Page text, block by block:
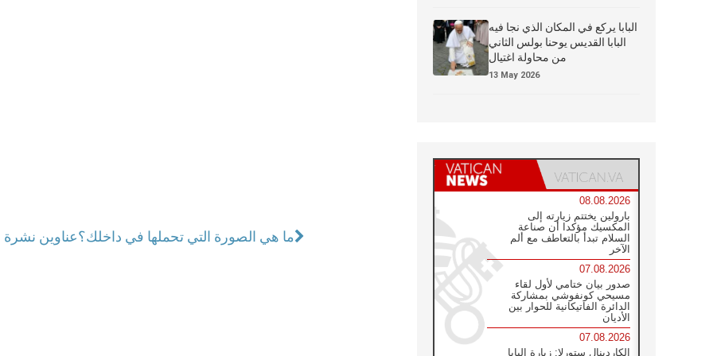
عناوين نشرة الاثنين 23 تشرين الأوّل 2023:ما هي الصورة التي تحملها في داخلك؟
البابا يركع في المكان الذي نجا فيه
البابا القديس يوحنا بولس الثاني
من محاولة اغتيال
13 May 2026
08.08.2026
بارولين يختتم زيارته إلى
المكسيك مؤكدا أن صناعة
السلام تبدأ بالتعاطف مع ألم
الآخر
07.08.2026
صدور بيان ختامي لأول لقاء
مسيحي كونفوشي بمشاركة
الدائرة الفاتيكانية للحوار بين
الأديان
07.08.2026
الكاردينال ستورلا: زيارة البابا